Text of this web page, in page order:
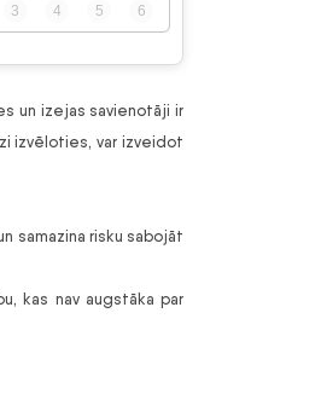
3 4 5 6
un izejas savienotāji ir
izvēloties, var izveidot
samazina risku sabojāt
kas nav augstāka par